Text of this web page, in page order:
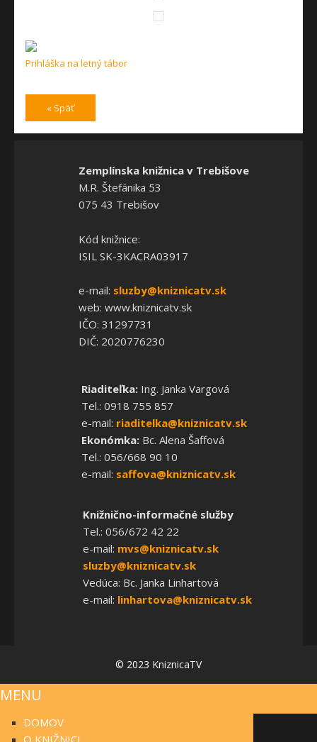
Prihláška na letný tábor
« Späť
Zemplínska knižnica v Trebišove
M.R. Štefánika 53
075 43 Trebišov
Kód knižnice:
ISIL SK-3KACRA03917
e-mail: sluzby@kniznicatv.sk
web: www.kniznicatv.sk
IČO: 31297731
DIČ: 2020776230
Riaditeľka:Ing. Janka Vargová
Tel.: 0918 755 857
e-mail: riaditelka@kniznicatv.sk
Ekonómka:Bc. Alena Šaffová
Tel.: 056/668 90 10
e-mail: saffova@kniznicatv.sk
Knižnično-informačné služby
Tel.: 056/672 42 22
e-mail: mvs@kniznicatv.sk
sluzby@kniznicatv.sk
Vedúca: Bc. Janka Linhartová
e-mail: linhartova@kniznicatv.sk
© 2023 KniznicaTV
MENU
DOMOV
O KNIŽNICI